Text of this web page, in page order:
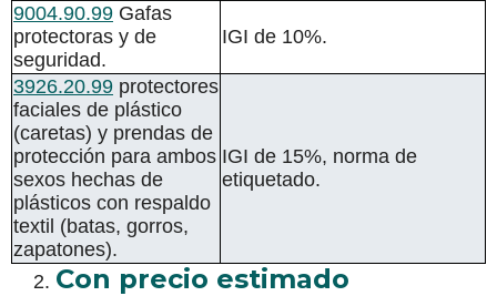
9004.90.99 Gafas
protectoras y de
seguridad.
IGI de 10%.
3926.20.99 protectores
faciales de plástico
(caretas) y prendas de
protección para ambos
sexos hechas de
plásticos con respaldo
textil (batas, gorros,
zapatones).
IGI de 15%, norma de
etiquetado.
Con precio estimado